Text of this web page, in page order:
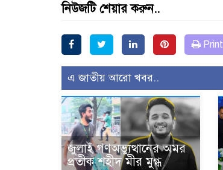
নিউজটি শেয়ার করুন..
Print
এ জাতীয় আরো খবর..
জুলাই গণঅভ্যুত্থানের অমর
প্রতীক শহীদ মীর মুগ্ধ